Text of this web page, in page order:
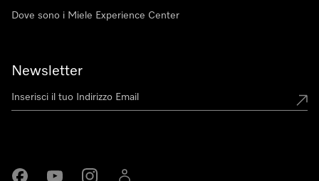
Dove sono i Miele Experience Center
Newsletter